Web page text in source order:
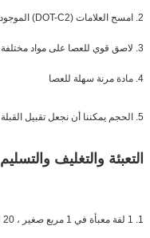
2. امسح العلامات (DOT-C2) الموجودة على الشريط
3. لاصق قوي للعصا على مواد مختلفة ، معدن ، بلاستيك ، خشب ، إلخ.
4. مادة مرنة سهلة للعصا
5. الحجم يمكننا أن نجعل تقبيل القبلة ، تقطيع إلى قطعة أو جعل الحجم حسب حاجتك
التعبئة والتغليف والتسليم
1. 1 لفة معبأة في 1 مربع صغير ، 20 لفات / 24 لفات معبأة في 1 caton